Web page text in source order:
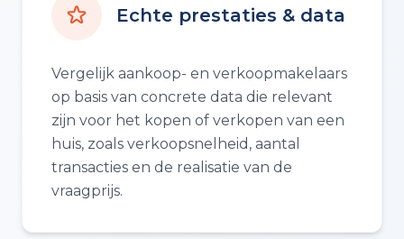
Echte prestaties & data
Vergelijk aankoop- en verkoopmakelaars
op basis van concrete data die relevant
zijn voor het kopen of verkopen van een
huis, zoals verkoopsnelheid, aantal
transacties en de realisatie van de
vraagprijs.